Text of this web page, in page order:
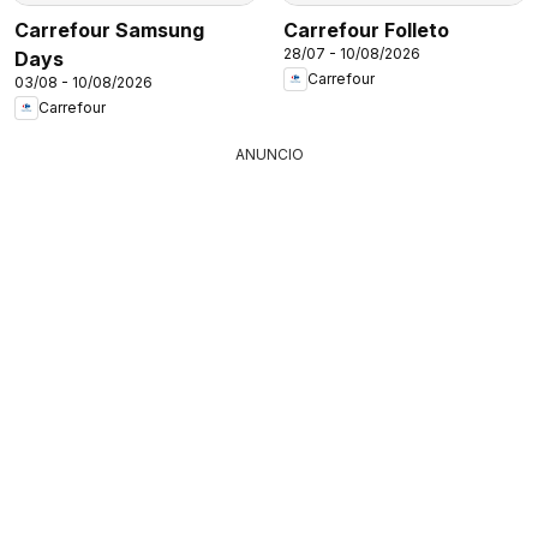
Carrefour Samsung
Days
03/08 - 10/08/2026
Carrefour
Carrefour Folleto
28/07 - 10/08/2026
Carrefour
ANUNCIO